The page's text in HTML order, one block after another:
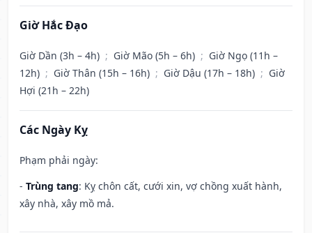
Giờ Hắc Đạo
Giờ Dần (3h – 4h) ; Giờ Mão (5h – 6h) ; Giờ Ngọ (11h –
12h) ; Giờ Thân (15h – 16h) ; Giờ Dậu (17h – 18h) ; Giờ
Hợi (21h – 22h)
Các Ngày Kỵ
Phạm phải ngày:
- Trùng tang: Kỵ chôn cất, cưới xin, vợ chồng xuất hành,
xây nhà, xây mồ mả.